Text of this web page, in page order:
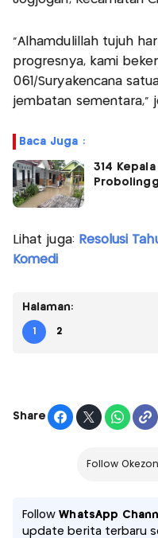
"Alhamdulillah tujuh
progresnya, kami
061/Suryakencana
jembatan sementara,"
Baca Juga :
314
Lihat juga: Resolusi
Komedi
Halaman:
1 2
Share
Follow
FollowWhatsApp
update berita terbaru